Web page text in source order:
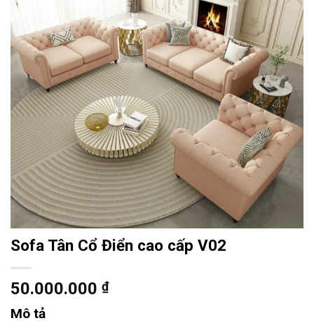
Sofa Tân Cổ Điển cao cấp V02
50.000.000 ₫
Mô tả